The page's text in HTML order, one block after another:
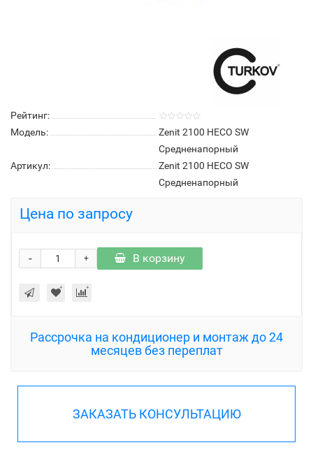
Рейтинг:
Модель:
Zenit 2100 HECO SW
Средненапорный
Артикул:
Zenit 2100 HECO SW
Средненапорный
Цена по запросу
+
- В корзину
Рассрочка на кондиционер и монтаж до 24
месяцев без переплат
ЗАКАЗАТЬ КОНСУЛЬТАЦИЮ